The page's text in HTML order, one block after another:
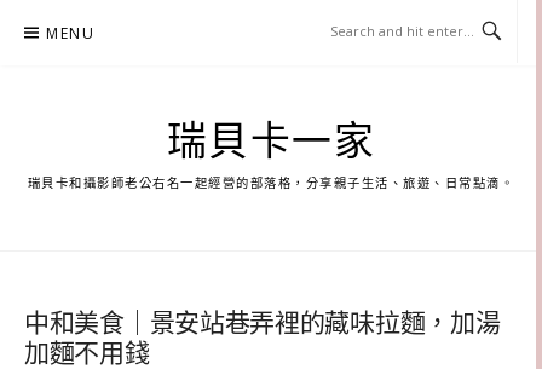
MENU
瑞貝卡一家
瑞貝卡和攝影師老公右名一起經營的部落格，分享親子生活、旅遊、日常點滴。
中和美食｜景安站巷弄裡的藏味拉麵，加湯
加麵不用錢